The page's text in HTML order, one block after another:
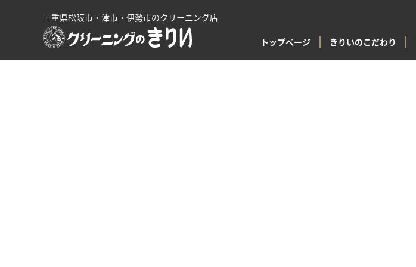
三重県松阪市・津市・伊勢市のクリーニング店
トップページ きりいのこだわり